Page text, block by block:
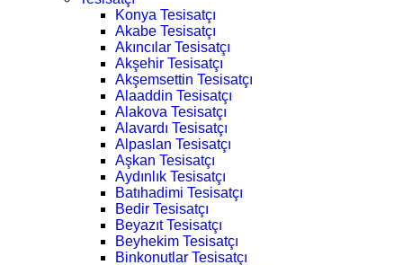
Konya Tesisatçı
Akabe Tesisatçı
Akıncılar Tesisatçı
Akşehir Tesisatçı
Akşemsettin Tesisatçı
Alaaddin Tesisatçı
Alakova Tesisatçı
Alavardı Tesisatçı
Alpaslan Tesisatçı
Aşkan Tesisatçı
Aydınlık Tesisatçı
Batıhadimi Tesisatçı
Bedir Tesisatçı
Beyazıt Tesisatçı
Beyhekim Tesisatçı
Binkonutlar Tesisatçı